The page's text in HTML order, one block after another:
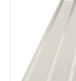
Сваи
Забор